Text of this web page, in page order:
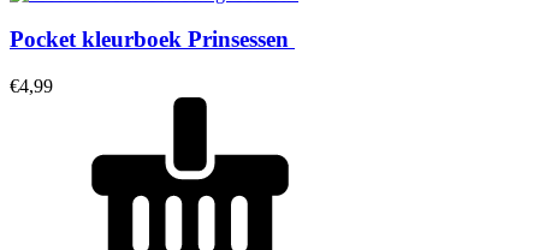
Pocket kleurboek Prinsessen
€4,99